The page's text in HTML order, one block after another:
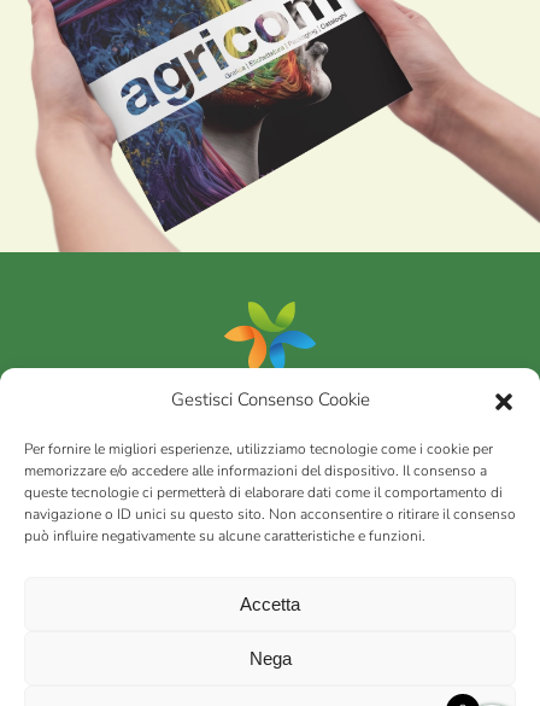
Gestisci Consenso Cookie
Per fornire le migliori esperienze, utilizziamo tecnologie come i cookie per
memorizzare e/o accedere alle informazioni del dispositivo. Il consenso a
queste tecnologie ci permetterà di elaborare dati come il comportamento di
navigazione o ID unici su questo sito. Non acconsentire o ritirare il consenso
può influire negativamente su alcune caratteristiche e funzioni.
Accetta
Nega
Portfolio
AGRICOMs.r.l.
via Montalbano 65 51100 Case Nuove di Masiano (PT) | codice
Int. versato | Repertorio Economico Amministrativo C.C.I.A.A. di
Privacy policy